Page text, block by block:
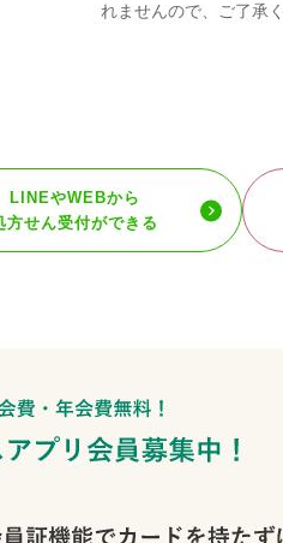
れませんので、ご了承く
LINEやWEBから
方せん受付ができる